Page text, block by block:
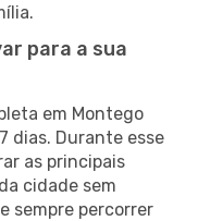
para a sua
em Montego
dias. Durante esse
as principais
cidade sem
sempre percorrer